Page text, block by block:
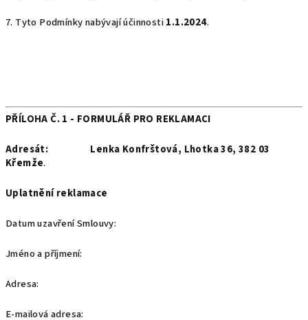
7. Tyto Podmínky nabývají účinnosti1.1.2024.
PŘÍLOHA Č. 1 - FORMULÁŘ PRO REKLAMACI
Adresát: Lenka Konfrštová, Lhotka 36, 382 03
Křemže.
Uplatnění reklamace
Datum uzavření Smlouvy:
Jméno a příjmení:
Adresa:
E-mailová adresa: